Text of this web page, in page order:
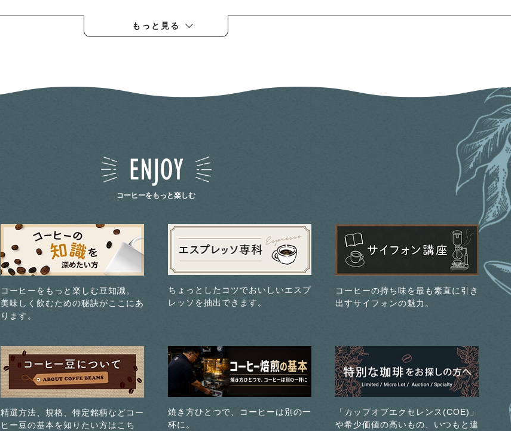
もっと見る
コーヒーをもっと楽しむ
コーヒーをもっと楽しむ豆知識。
美味しく飲むための秘訣がここにあ
ります。
ちょっとしたコツでおいしいエスプ
レッソを抽出できます。
コーヒーの持ち味を最も素直に引き
出すサイフォンの魅力。
精選方法、規格、特定銘柄などコー
ヒー豆の基本を知りたい方はこち
焼き方ひとつで、コーヒーは別の一
杯に。
「カップオブエクセレンス(COE)」
や希少価値の高いもの、いつもと違